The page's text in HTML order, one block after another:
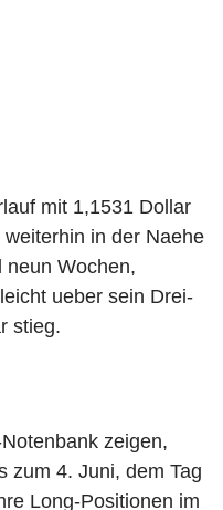
mit 1,1531 Dollar
in der Naehe
neun Wochen,
ueber sein Drei-
stieg.
zeigen,
zum 4. Juni, dem Tag
Long-Positionen im